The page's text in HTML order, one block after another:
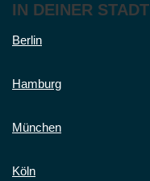
IN DEINER STADT
Berlin
Hamburg
München
Köln